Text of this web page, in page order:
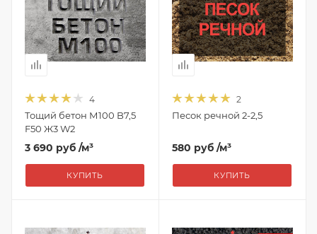
4
Тощий бетон М100 B7,5
F50 Ж3 W2
3 690 руб /м³
КУПИТЬ
2
Песок речной 2-2,5
580 руб /м³
КУПИТЬ